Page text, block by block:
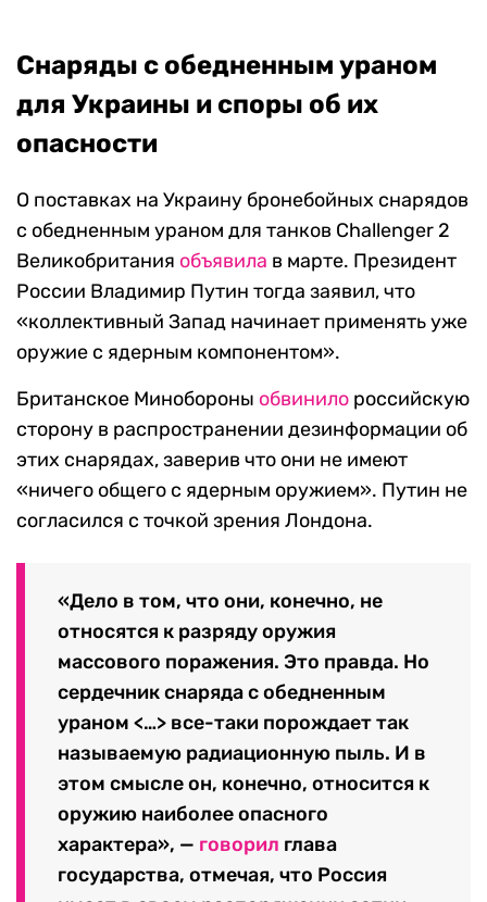
Снаряды с обедненным ураном
для Украины и споры об их
опасности
О поставках на Украину бронебойных снарядов
с обедненным ураном для танков Challenger 2
Великобритания объявила в марте. Президент
России Владимир Путин тогда заявил, что
«коллективный Запад начинает применять уже
оружие с ядерным компонентом».
Британское Минобороны обвинило российскую
сторону в распространении дезинформации об
этих снарядах, заверив что они не имеют
«ничего общего с ядерным оружием». Путин не
согласился с точкой зрения Лондона.
«Дело в том, что они, конечно, не
относятся к разряду оружия
массового поражения. Это правда. Но
сердечник снаряда с обедненным
ураном <…> все-таки порождает так
называемую радиационную пыль. И в
этом смысле он, конечно, относится к
оружию наиболее опасного
характера», — говорил глава
государства, отмечая, что Россия